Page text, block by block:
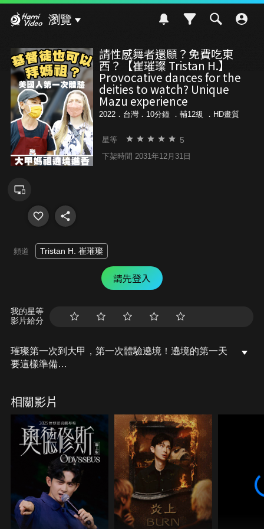
瀏覽
請性感舞者還願？免費吃東
西？【崔璀璨 Tristan H.】
Provocative dances for the
deities to watch? Unique
Mazu experience
2022．台灣．10分鐘 ． 輔12級 ．HD畫質
星等 5
下架時間 2031年12月31日
頻道 Tristan H. 崔璀璨
請先登入
我的星等
影片給分
璀璨第一次到大甲，第一次體驗遶境！遶境的第一天
要這樣準備
////////////
合作信箱聯繫 >>> tristan@capsuleinc.cc
相關影片